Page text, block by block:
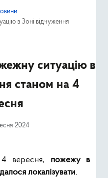
в Зоні відчуження
ситуацію в
станом на 4
2024
вересня, пожежу в
локалізувати.